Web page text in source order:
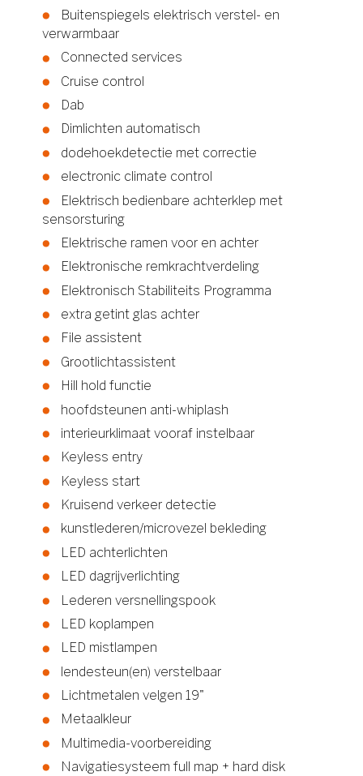
Buitenspiegels elektrisch verstel- en
verwarmbaar
Connected services
Cruise control
Dab
Dimlichten automatisch
dodehoekdetectie met correctie
electronic climate control
Elektrisch bedienbare achterklep met
sensorsturing
Elektrische ramen voor en achter
Elektronische remkrachtverdeling
Elektronisch Stabiliteits Programma
extra getint glas achter
File assistent
Grootlichtassistent
Hill hold functie
hoofdsteunen anti-whiplash
interieurklimaat vooraf instelbaar
Keyless entry
Keyless start
Kruisend verkeer detectie
kunstlederen/microvezel bekleding
LED achterlichten
LED dagrijverlichting
Lederen versnellingspook
LED koplampen
LED mistlampen
lendesteun(en) verstelbaar
Lichtmetalen velgen 19"
Metaalkleur
Multimedia-voorbereiding
Navigatiesysteem full map + hard disk